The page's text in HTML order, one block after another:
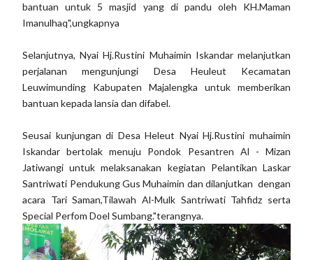
bantuan untuk 5 masjid yang di pandu oleh KH.Maman
Imanulhaq",ungkapnya
Selanjutnya, Nyai Hj.Rustini Muhaimin Iskandar melanjutkan
perjalanan mengunjungi Desa Heuleut Kecamatan
Leuwimunding Kabupaten Majalengka untuk memberikan
bantuan kepada lansia dan difabel.
Seusai kunjungan di Desa Heleut Nyai Hj.Rustini muhaimin
Iskandar bertolak menuju Pondok Pesantren Al - Mizan
Jatiwangi untuk melaksanakan kegiatan Pelantikan Laskar
Santriwati Pendukung Gus Muhaimin dan dilanjutkan dengan
acara Tari Saman,Tilawah Al-Mulk Santriwati Tahfidz serta
Special Perfom Doel Sumbang."terangnya.